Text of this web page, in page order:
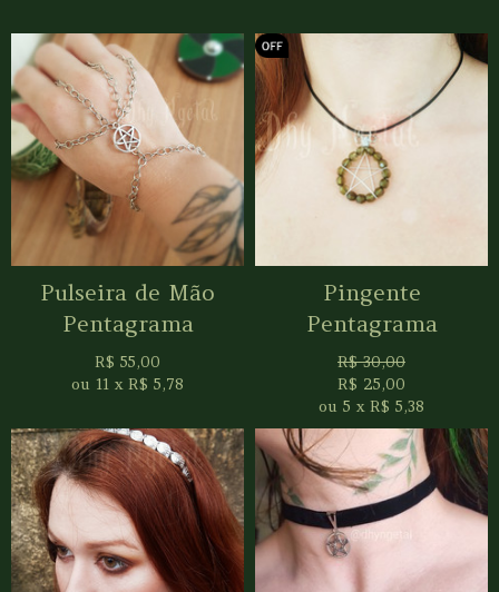
Pulseira de Mão
Pentagrama
R$ 55,00
ou 11 x R$ 5,78
Pingente
Pentagrama
R$30,00
R$ 25,00
ou 5 x R$ 5,38